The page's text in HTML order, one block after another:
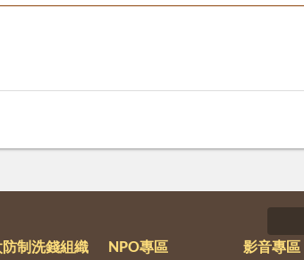
制洗錢組織
NPO專區 影音專區